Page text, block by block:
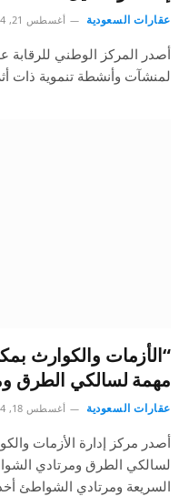
عقارات السعودية أغسطس 21, 2024
لمنشآت وأنشطة تنموية ذات
“الأزمات والكوارث
مهمة لسالكي الطرق
عقارات السعودية أغسطس 18, 2024
أصدر مركز إدارة الأزمات
لسالكي الطرق ومرتادي
السريعة ومرتادي الشواطئ